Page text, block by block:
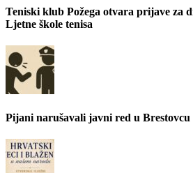
Teniski klub Požega otvara prijave za
Ljetne škole tenisa
Pijani narušavali javni red u Brestovcu